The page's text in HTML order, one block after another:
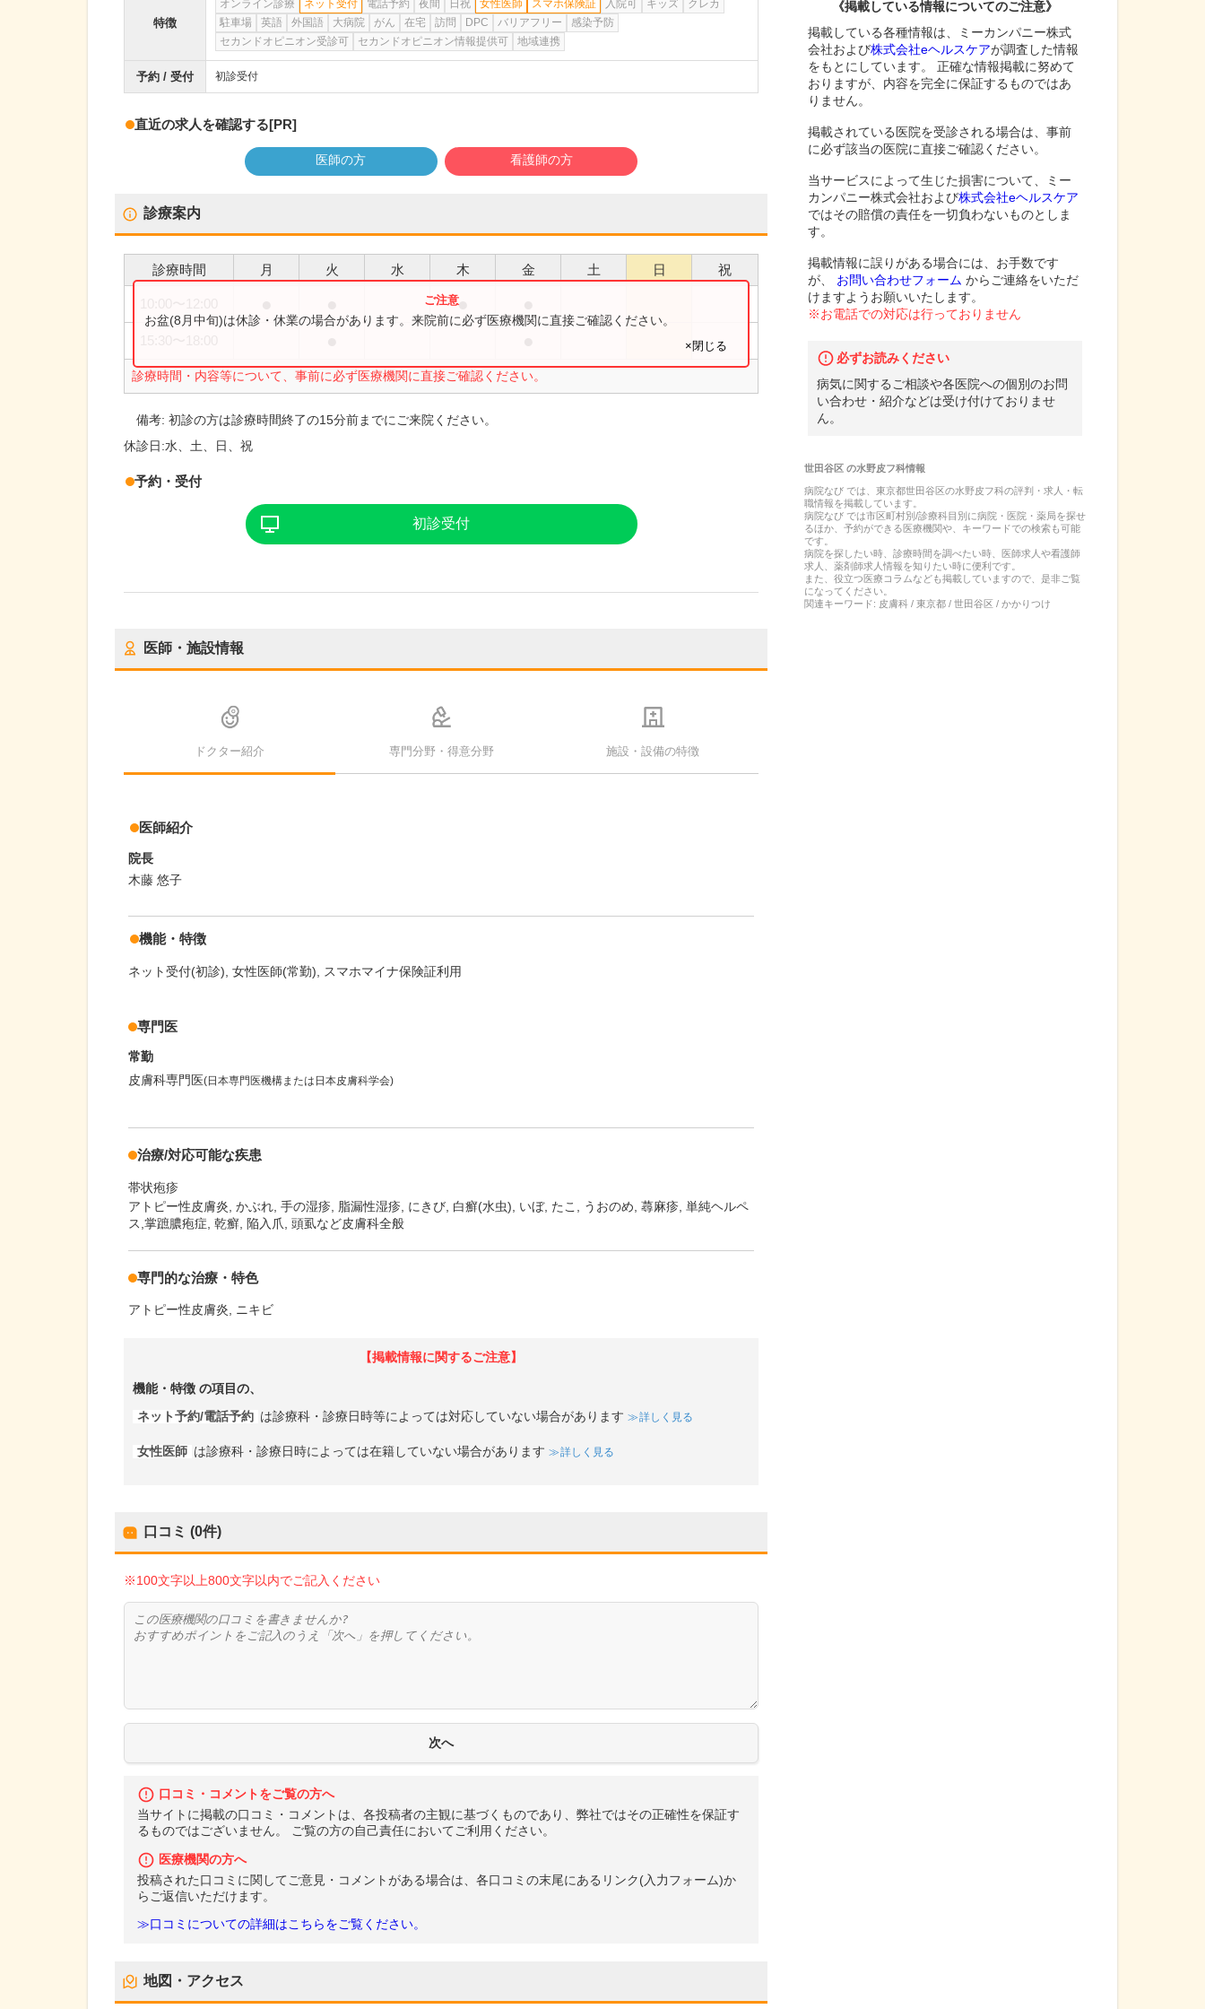
特徴
オンライン診療 ネット受付 電話予約 夜間 日祝 女性医師 スマホ保険証 入院可 キッズ
クレカ
駐車場
英語 外国語 大病院 がん 在宅 訪問 DPC バリアフリー
感染予防
セカンドオピニオン受診可
セカンドオピニオン情報提供可 地域連携
予約 / 受付 初診受付
直近の求人を確認する[PR]
医師の方 看護師の方
診療案内
診療時間 月 火 水 木 金 土 日 祝
●
診療時間・内容等について、事前に必ず医療機関に直接ご確認ください。
お盆(8月中旬)は休診・休業の場合があります。来院前に必ず医療機関に直接ご確認ください。
×閉じる
備考:初診の方は診療時間終了の15分前までにご来院ください。
休診日:水、土、日、祝
予約・受付
初診受付
医師・施設情報
ドクター紹介 専門分野・得意分野 施設・設備の特徴
医師紹介
院長
木藤 悠子
機能・特徴
ネット受付(初診) 女性医師(常勤) スマホマイナ保険証利用
専門医
常勤
皮膚科専門医(日本専門医機構または日本皮膚科学会)
治療/対応可能な疾患
帯状疱疹
アトピー性皮膚炎, かぶれ, 手の湿疹, 脂漏性湿疹, にきび, 白癬(水虫), いぼ, たこ, うおのめ, 蕁麻疹, 単純ヘルペ
ス,掌蹠膿疱症, 乾癬, 陥入爪, 頭虱など皮膚科全般
専門的な治療・特色
アトピー性皮膚炎 ニキビ
【掲載情報に関するご注意】
機能・特徴 の項目の、
ネット予約/電話予約 は診療科・診療日時等によっては対応していない場合があります 詳しく見る
女性医師 は診療科・診療日時によっては在籍していない場合があります 詳しく見る
口コミ (0件)
※100文字以上800文字以内でご記入ください
口コミ・コメントをご覧の方へ
当サイトに掲載の口コミ・コメントは、各投稿者の主観に基づくものであり、弊社ではその正確性を保証す
るものではございません。 ご覧の方の自己責任においてご利用ください。
医療機関の方へ
投稿された口コミに関してご意見・コメントがある場合は、各口コミの末尾にあるリンク(入力フォーム)か
らご返信いただけます。
≫口コミについての詳細はこちらをご覧ください。
地図・アクセス
《掲載している情報についてのご注意》
掲載している各種情報は、ミーカンパニー株式
会社および株式会社eヘルスケアが調査した情報
をもとにしています。 正確な情報掲載に努めて
おりますが、内容を完全に保証するものではあ
りません。
掲載されている医院を受診される場合は、事前
に必ず該当の医院に直接ご確認ください。
当サービスによって生じた損害について、ミー
カンパニー株式会社および株式会社eヘルスケア
ではその賠償の責任を一切負わないものとしま
す。
掲載情報に誤りがある場合には、お手数です
が、
お問い合わせフォーム からご連絡をいただ
けますようお願いいたします。
※お電話での対応は行っておりません
必ずお読みください
病気に関するご相談や各医院への個別のお問
い合わせ・紹介などは受け付けておりませ
ん。
世田谷区の水野皮フ科情報
病院なび では、 東京都世田谷区の水野皮フ科の評判・求人・転
職情報を掲載しています。
病院なび では市区町村別/診療科目別に病院・医院・薬局を探せ
るほか、予約ができる医療機関や、キーワードでの検索も可能
です。
病院を探したい時、診療時間を調べたい時、医師求人や看護師
求人、薬剤師求人情報を知りたい時に便利です。
また、役立つ医療コラムなども掲載していますので、是非ご覧
になってください。
関連キーワード: 皮膚科 / 東京都 / 世田谷区 / かかりつけ